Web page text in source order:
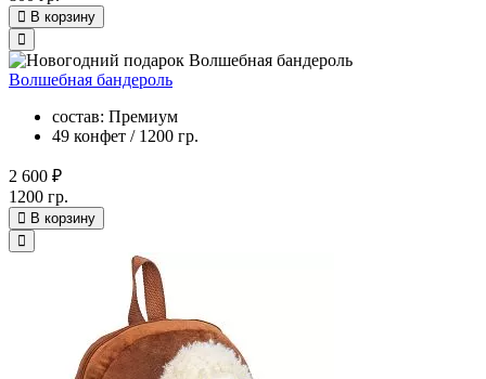
В корзину
Волшебная бандероль
состав: Премиум
49 конфет / 1200 гр.
2 600 ₽
1200 гр.
В корзину